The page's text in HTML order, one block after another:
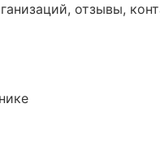
отзывы,